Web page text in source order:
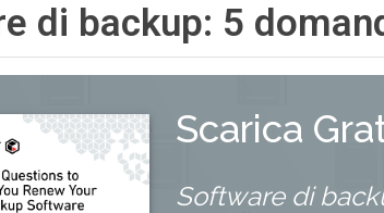
di backup: 5
Scarica
Software di